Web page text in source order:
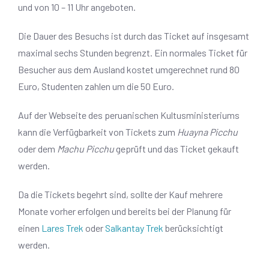
und von 10 – 11 Uhr angeboten.
Die Dauer des Besuchs ist durch das Ticket auf insgesamt
maximal sechs Stunden begrenzt. Ein normales Ticket für
Besucher aus dem Ausland kostet umgerechnet rund 80
Euro, Studenten zahlen um die 50 Euro.
Auf der Webseite des peruanischen Kultusministeriums
kann die Verfügbarkeit von Tickets zum Huayna Picchu
oder dem Machu Picchugeprüft und das Ticket gekauft
werden.
Da die Tickets begehrt sind, sollte der Kauf mehrere
Monate vorher erfolgen und bereits bei der Planung für
einen Lares Trek oder Salkantay Trek berücksichtigt
werden.